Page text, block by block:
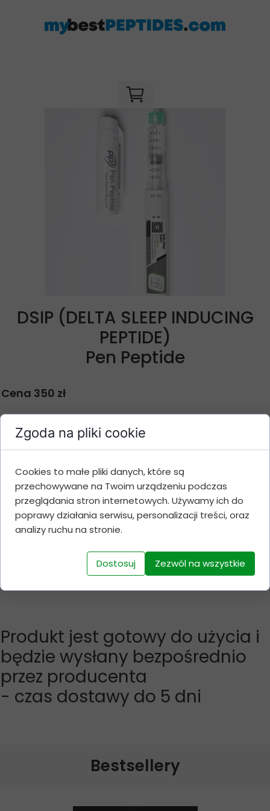
DSIP (DELTA SLEEP INDUCING
PEPTIDE)
Pen Peptide
Cena 350 zł
Cennik i opis produktu
Ilość
opakowań
Gramatura Cena
1
3
5 mg
5 mg
350 zł
340 zł
350 zł
1020 zł
5
5 mg
Produkt niedostępny
Produkt jest gotowy do użycia i
będzie wysłany bezpośrednio
przez producenta
- czas dostawy do 5 dni
Bestsellery
Zgoda na pliki cookie
Cookies to małe pliki danych, które są
przechowywane na Twoim urządzeniu podczas
przeglądania stron internetowych. Używamy ich do
poprawy działania serwisu, personalizacji treści, oraz
analizy ruchu na stronie.
Dostosuj Zezwól na wszystkie